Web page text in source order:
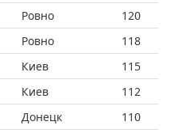
Ровно
120
Ровно
118
Киев
115
Киев
112
Донецк
110